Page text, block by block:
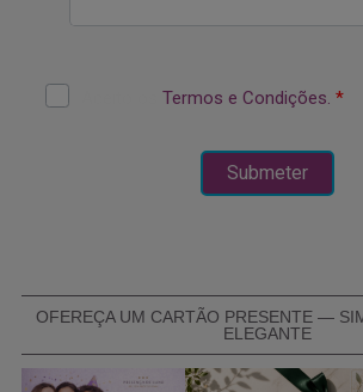
OFEREÇA UM CARTÃO PRESENTE —
ELEGANTE